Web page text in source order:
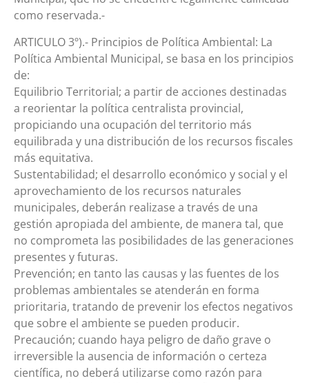
como reservada.-
ARTICULO 3º).- Principios de Política Ambiental: La
Política Ambiental Municipal, se basa en los principios
de:
Equilibrio Territorial; a partir de acciones destinadas
a reorientar la política centralista provincial,
propiciando una ocupación del territorio más
equilibrada y una distribución de los recursos fiscales
más equitativa.
Sustentabilidad; el desarrollo económico y social y el
aprovechamiento de los recursos naturales
municipales, deberán realizase a través de una
gestión apropiada del ambiente, de manera tal, que
no comprometa las posibilidades de las generaciones
presentes y futuras.
Prevención; en tanto las causas y las fuentes de los
problemas ambientales se atenderán en forma
prioritaria, tratando de prevenir los efectos negativos
que sobre el ambiente se pueden producir.
Precaución; cuando haya peligro de daño grave o
irreversible la ausencia de información o certeza
científica, no deberá utilizarse como razón para